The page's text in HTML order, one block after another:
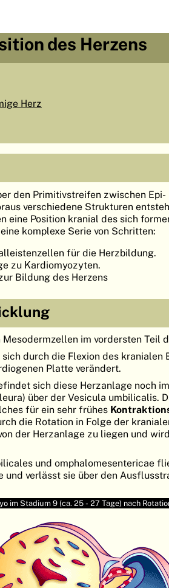
des Herzens
Herz
den Primitivstreifen zwischen Epi-
verschiedene Strukturen
eine Position kranial des sich
komplexe Serie von Schritten:
für die Herzbildung.
zu Kardiomyozyten.
Bildung des Herzens
im vordersten Teil
durch die Flexion des kranialen
Platte verändert.
sich diese Herzanlage noch
über der Vesicula umbilicalis.
für ein sehr frühes
die Rotation in Folge der
der Herzanlage zu liegen und
und omphalomesentericae
verlässt sie über den
im Stadium 9 (ca. 25 - 27 Tage) nach